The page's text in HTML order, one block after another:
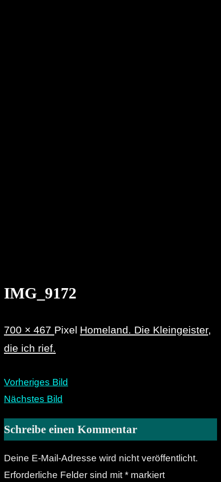
IMG_9172
Originalgröße
700 × 467 Pixel Homeland. Die Kleingeister,
die ich rief.
Vorheriges Bild
Nächstes Bild
Schreibe einen Kommentar
Deine E-Mail-Adresse wird nicht veröffentlicht.
Erforderliche Felder sind mit* markiert